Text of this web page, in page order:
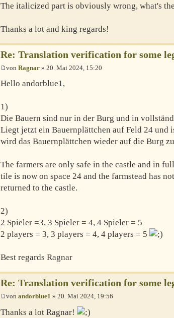
The italicized part is obviously wrong, what's
Thanks a lot and king regards!
Re: Translation verification for some
von Ragnar » 20. Mai 2024, 15:20
Hello andorblue1,
1)
Die Bauern sind nur in der Burg und in
Liegt jetzt ein Bauernplättchen auf Feld 24 und
wird das Bauernplättchen wieder auf die Burg
The farmers are only safe in the castle and in
tile is now on space 24 and the farmstead has
returned to the castle.
2)
2 Spieler =3, 3 Spieler = 4, 4 Spieler = 5
2 players = 3, 3 players = 4, 4 players = 5
Best regards Ragnar
Re: Translation verification for some
von andorblue1 » 20. Mai 2024, 19:56
Thanks a lot Ragnar!